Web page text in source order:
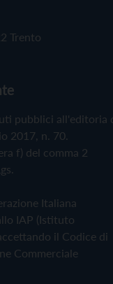
Trento
pubblici all'editoria
2017, n. 70.
f) del comma 2
Italiana
IAP (Istituto
il Codice di
Commerciale